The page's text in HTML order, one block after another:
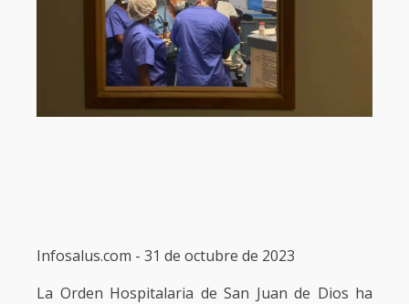
Infosalus.com - 31 de octubre de 2023
La Orden Hospitalaria de San Juan de Dios ha